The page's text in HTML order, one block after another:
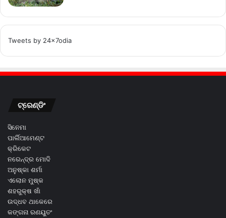
Tweets by 24x7odia
ଟ୍ରେଣ୍ଡିଂ
ସିନେମା
ପାର୍ଲିଆମେଣ୍ଟ
କ୍ରିକେଟ
ନରେନ୍ଦ୍ର ମୋଦି
ଅନୁଷ୍କା ଶର୍ମା
ଏଲୋନ ମୁଷ୍କ
ଶହରୁକ୍ଷ ଖାଁ
ଉଦ୍ଧବ ଥାକେରେ
କଙ୍ଗନା ରଣୟୁତଂ